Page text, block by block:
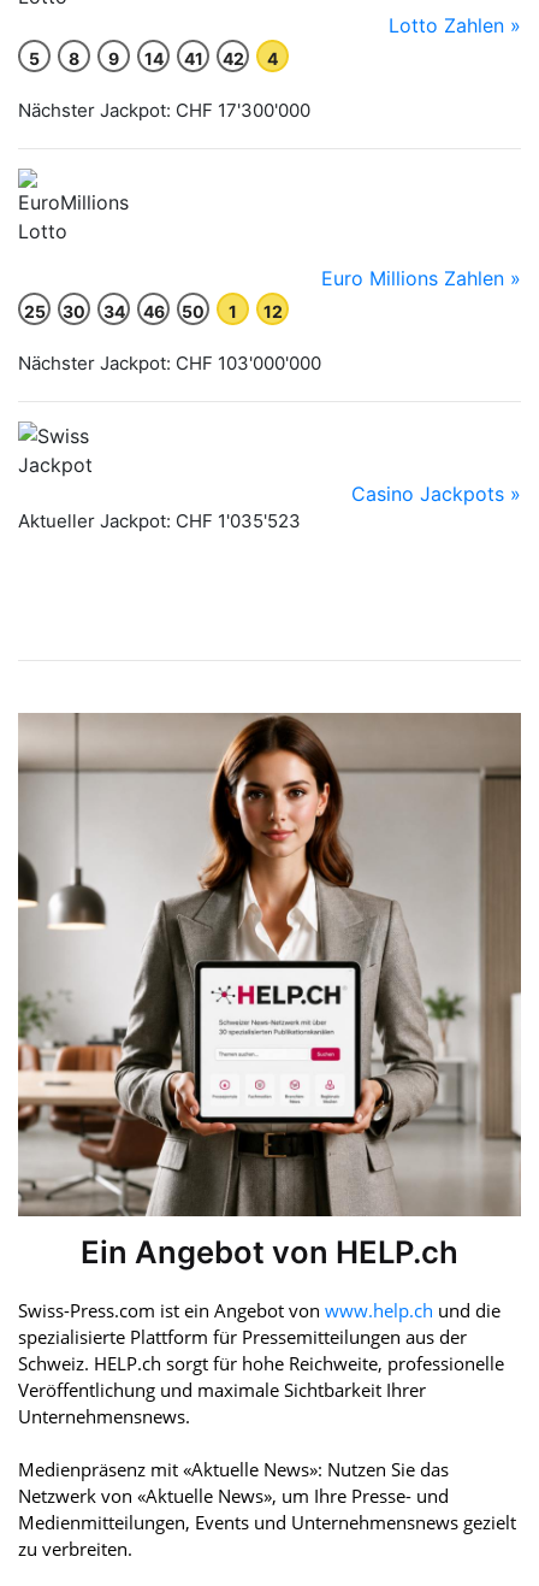
Ein Angebot von HELP.ch
Swiss-Press.com ist ein Angebot von www.help.ch und die
spezialisierte Plattform für Pressemitteilungen aus der
Schweiz. HELP.ch sorgt für hohe Reichweite, professionelle
Veröffentlichung und maximale Sichtbarkeit Ihrer
Unternehmensnews.
Medienpräsenz mit «Aktuelle News»: Nutzen Sie das
Netzwerk von «Aktuelle News», um Ihre Presse- und
Medienmitteilungen, Events und Unternehmensnews gezielt
zu verbreiten.